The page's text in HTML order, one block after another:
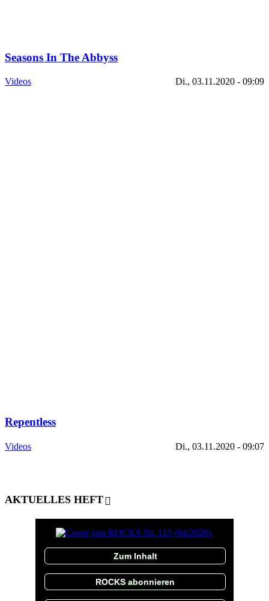
Seasons In The Abbyss
Videos Di., 03.11.2020 - 09:09
Repentless
Videos Di., 03.11.2020 - 09:07
AKTUELLES HEFT
Zum Inhalt
ROCKS abonnieren